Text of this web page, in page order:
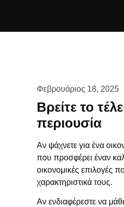
Φεβρουάριος 18, 2025
Βρείτε το
περιουσία
Αν ψάχνετε για ένα
που προσφέρει έναν
οικονομικές επιλογές
χαρακτηριστικά τους.
Αν ενδιαφέρεστε να